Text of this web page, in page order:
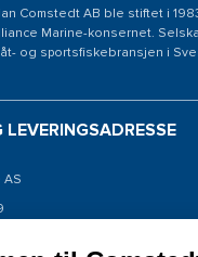
Comstedt AB ble stiftet i
Marine-konsernet.
og sportsfiskebransjen i